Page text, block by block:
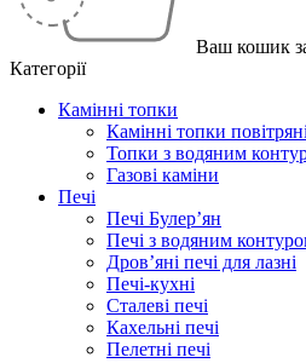
Ваш кошик
Категорії
Камінні топки
Камінні топки повітряні
Топки з водяним
Газові каміни
Печі
Печі Булер’ян
Печі з водяним
Дров’яні печі для лазні
Печі-кухні
Сталеві печі
Кахельні печі
Пелетні печі